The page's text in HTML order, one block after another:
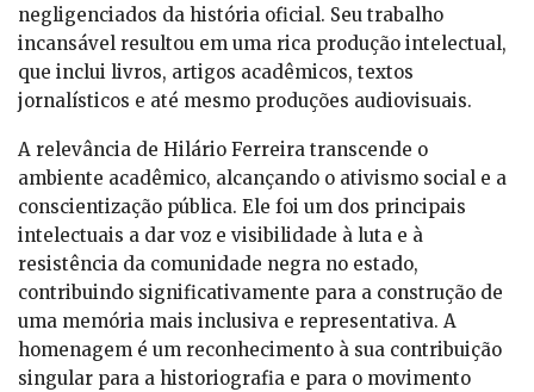
negligenciados da história oficial. Seu trabalho
incansável resultou em uma rica produção intelectual,
que inclui livros, artigos acadêmicos, textos
jornalísticos e até mesmo produções audiovisuais.
A relevância de Hilário Ferreira transcende o
ambiente acadêmico, alcançando o ativismo social e a
conscientização pública. Ele foi um dos principais
intelectuais a dar voz e visibilidade à luta e à
resistência da comunidade negra no estado,
contribuindo significativamente para a construção de
uma memória mais inclusiva e representativa. A
homenagem é um reconhecimento à sua contribuição
singular para a historiografia e para o movimento